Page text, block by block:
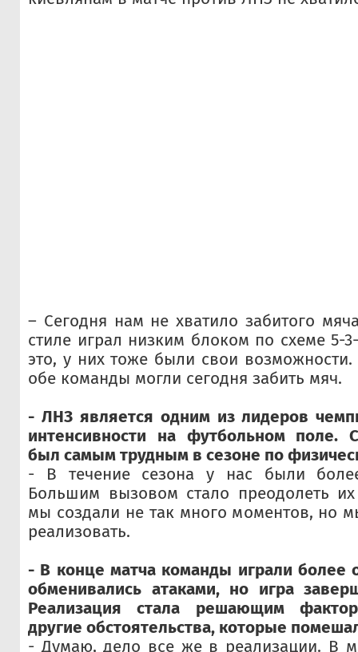
– Сегодня нам не хватило забитого
стиле играл низким блоком по схеме 5-
это, у них тоже были свои
обе команды могли сегодня забить мяч.
- ЛНЗ является одним из лидеров
интенсивности на футбольном поле.
был самым трудным в сезоне по
- В течение сезона у нас были
Большим вызовом стало преодолеть
мы создали не так много моментов, но
реализовать.
- В конце матча команды играли более
обменивались атаками, но игра
Реализация стала решающим
другие обстоятельства, которые
- Думаю, дело все же в реализации. В